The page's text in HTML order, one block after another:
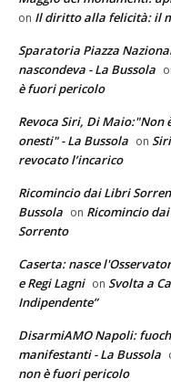
on Il diritto alla felicità: il
Sparatoria Piazza
nascondeva - La Bussola
è fuori pericolo
Revoca Siri, Di
onesti" - La Bussola on
revocato l’incarico
Ricomincio dai Libri
Bussola on Ricomincio
Sorrento
Caserta: nasce
e Regi Lagni on Svolta a
Indipendente”
DisarmiAMO Napoli:
manifestanti - La Bussola
non è fuori pericolo